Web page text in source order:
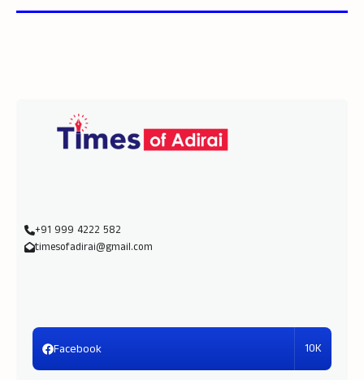
+91 999 4222 582
timesofadirai@gmail.com
Facebook 10K